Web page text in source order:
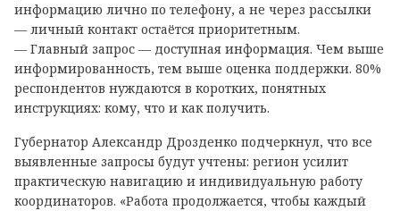
информацию лично по телефону, а не через рассылки
— личный контакт остаётся приоритетным.
— Главный запрос — доступная информация. Чем выше
информированность, тем выше оценка поддержки. 80%
респондентов нуждаются в коротких, понятных
инструкциях: кому, что и как получить.
Губернатор Александр Дрозденко подчеркнул, что все
выявленные запросы будут учтены: регион усилит
практическую навигацию и индивидуальную работу
координаторов. «Работа продолжается, чтобы каждый